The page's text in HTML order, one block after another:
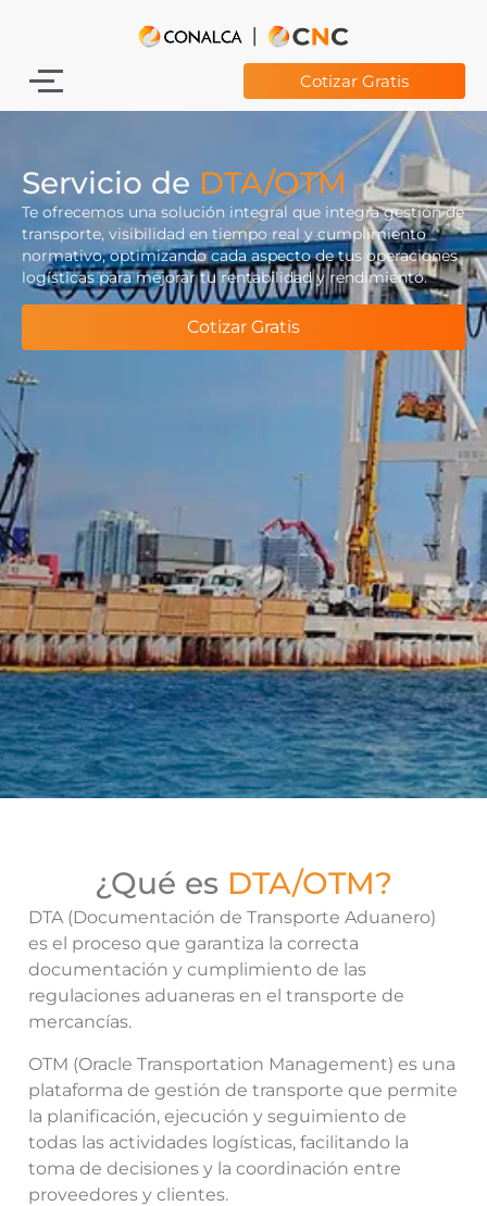
Cotizar Gratis
Servicio de DTA/OTM
Te ofrecemos una solución integral que integra gestión de
transporte, visibilidad en tiempo real y cumplimiento
normativo, optimizando cada aspecto de tus operaciones
logísticas para mejorar tu rentabilidad y rendimiento.
Cotizar Gratis
¿Qué es DTA/OTM?
DTA (Documentación de Transporte Aduanero)
es el proceso que garantiza la correcta
documentación y cumplimiento de las
regulaciones aduaneras en el transporte de
mercancías.
OTM (Oracle Transportation Management) es una
plataforma de gestión de transporte que permite
la planificación, ejecución y seguimiento de
todas las actividades logísticas, facilitando la
toma de decisiones y la coordinación entre
proveedores y clientes.